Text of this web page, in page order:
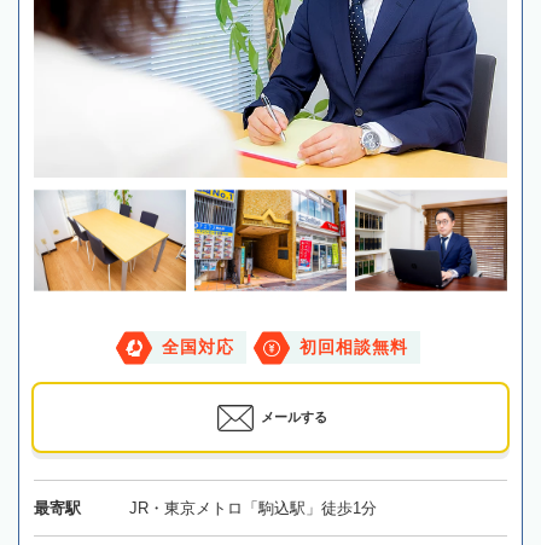
全国対応 初回相談無料
メールする
最寄駅 JR・東京メトロ「駒込駅」徒歩1分